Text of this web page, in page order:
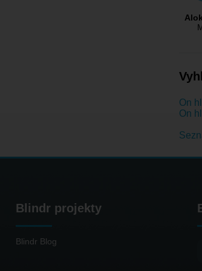
On
On
Blindr projekty
Blindr Blog